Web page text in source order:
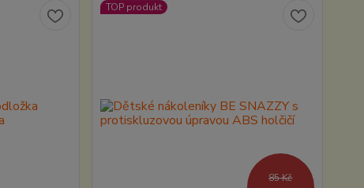
TOP produkt
85 Kč